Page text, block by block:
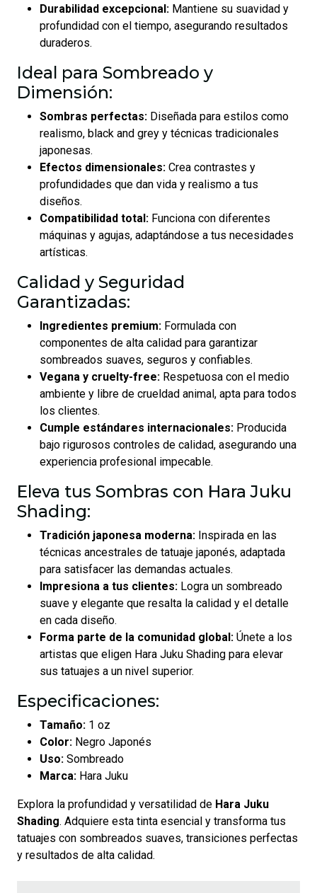
Durabilidad excepcional: Mantiene su suavidad y
profundidad con el tiempo, asegurando resultados
duraderos.
Ideal para Sombreado y
Dimensión:
Sombras perfectas: Diseñada para estilos como
realismo, black and grey y técnicas tradicionales
japonesas.
Efectos dimensionales: Crea contrastes y
profundidades que dan vida y realismo a tus
diseños.
Compatibilidad total: Funciona con diferentes
máquinas y agujas, adaptándose a tus necesidades
artísticas.
Calidad y Seguridad
Garantizadas:
Ingredientes premium: Formulada con
componentes de alta calidad para garantizar
sombreados suaves, seguros y confiables.
Vegana y cruelty-free: Respetuosa con el medio
ambiente y libre de crueldad animal, apta para todos
los clientes.
Cumple estándares internacionales: Producida
bajo rigurosos controles de calidad, asegurando una
experiencia profesional impecable.
Eleva tus Sombras con Hara Juku
Shading:
Tradición japonesa moderna: Inspirada en las
técnicas ancestrales de tatuaje japonés, adaptada
para satisfacer las demandas actuales.
Impresiona a tus clientes: Logra un sombreado
suave y elegante que resalta la calidad y el detalle
en cada diseño.
Forma parte de la comunidad global: Únete a los
artistas que eligen Hara Juku Shading para elevar
sus tatuajes a un nivel superior.
Especificaciones:
Tamaño: 1 oz
Color: Negro Japonés
Uso: Sombreado
Marca: Hara Juku
Explora la profundidad y versatilidad de Hara Juku
Shading. Adquiere esta tinta esencial y transforma tus
tatuajes con sombreados suaves, transiciones perfectas
y resultados de alta calidad.